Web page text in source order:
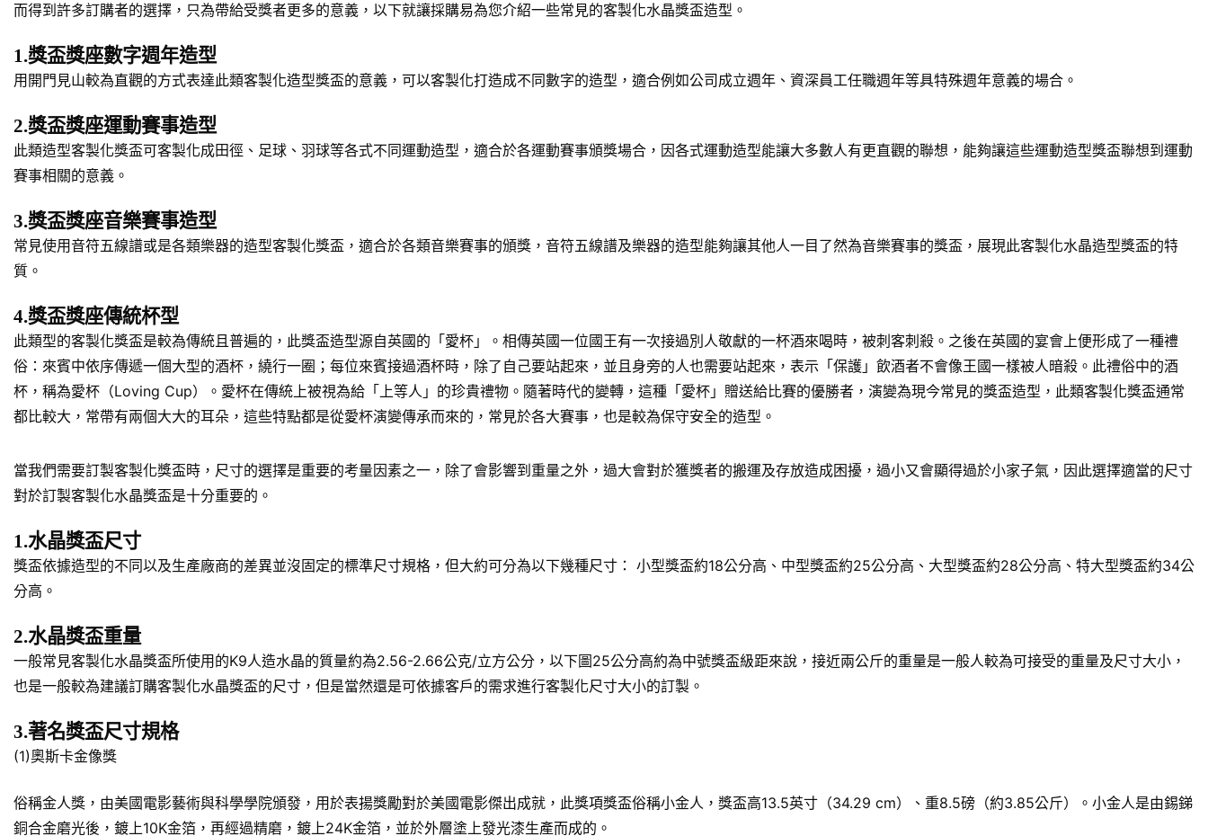
而得到許多訂購者的選擇，只為帶給受獎者更多的意義，以下就讓採購易為您介紹一些常見的客製化水晶獎盃造型。
1.獎盃獎座數字週年造型
用開門見山較為直觀的方式表達此類客製化造型獎盃的意義，可以客製化打造成不同數字的造型，適合例如公司成立週年、資深員工任職週年等具特殊週年意義的場合。
2.獎盃獎座運動賽事造型
此類造型客製化獎盃可客製化成田徑、足球、羽球等各式不同運動造型，適合於各運動賽事頒獎場合，因各式運動造型能讓大多數人有更直觀的聯想，能夠讓這些運動造型獎盃聯想到運動
賽事相關的意義。
3.獎盃獎座音樂賽事造型
常見使用音符五線譜或是各類樂器的造型客製化獎盃，適合於各類音樂賽事的頒獎，音符五線譜及樂器的造型能夠讓其他人一目了然為音樂賽事的獎盃，展現此客製化水晶造型獎盃的特
質。
4.獎盃獎座傳統杯型
此類型的客製化獎盃是較為傳統且普遍的，此獎盃造型源自英國的「愛杯」。相傳英國一位國王有一次接過別人敬獻的一杯酒來喝時，被刺客刺殺。之後在英國的宴會上便形成了一種禮
俗：來賓中依序傳遞一個大型的酒杯，繞行一圈；每位來賓接過酒杯時，除了自己要站起來，並且身旁的人也需要站起來，表示「保護」飲酒者不會像王國一樣被人暗殺。此禮俗中的酒
杯，稱為愛杯（Loving Cup）。愛杯在傳統上被視為給「上等人」的珍貴禮物。隨著時代的變轉，這種「愛杯」贈送給比賽的優勝者，演變為現今常見的獎盃造型，此類客製化獎盃通常
都比較大，常帶有兩個大大的耳朵，這些特點都是從愛杯演變傳承而來的，常見於各大賽事，也是較為保守安全的造型。
當我們需要訂製客製化獎盃時，尺寸的選擇是重要的考量因素之一，除了會影響到重量之外，過大會對於獲獎者的搬運及存放造成困擾，過小又會顯得過於小家子氣，因此選擇適當的尺寸
對於訂製客製化水晶獎盃是十分重要的。
1.水晶獎盃尺寸
獎盃依據造型的不同以及生產廠商的差異並沒固定的標準尺寸規格，但大約可分為以下幾種尺寸： 小型獎盃約18公分高、中型獎盃約25公分高、大型獎盃約28公分高、特大型獎盃約34公
分高。
2.水晶獎盃重量
一般常見客製化水晶獎盃所使用的K9人造水晶的質量約為2.56-2.66公克/立方公分，以下圖25公分高約為中號獎盃級距來說，接近兩公斤的重量是一般人較為可接受的重量及尺寸大小，
也是一般較為建議訂購客製化水晶獎盃的尺寸，但是當然還是可依據客戶的需求進行客製化尺寸大小的訂製。
3.著名獎盃尺寸規格
(1)奧斯卡金像獎
俗稱金人獎，由美國電影藝術與科學學院頒發，用於表揚獎勵對於美國電影傑出成就，此獎項獎盃俗稱小金人，獎盃高13.5英寸（34.29 cm）、重8.5磅（約3.85公斤）。小金人是由錫銻
銅合金磨光後，鍍上10K金箔，再經過精磨，鍍上24K金箔，並於外層塗上發光漆生產而成的。